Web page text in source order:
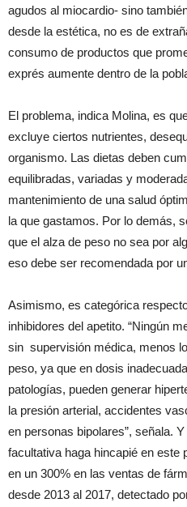
agudos al miocardio- sino
desde la estética, no es de
consumo de productos que
exprés aumente dentro de la
El problema, indica Molina, es
excluye ciertos nutrientes,
organismo. Las dietas deben
equilibradas, variadas y
mantenimiento de una salud
la que gastamos. Por lo demás,
que el alza de peso no sea por
eso debe ser recomendada por
Asimismo, es categórica
inhibidores del apetito. “Ningún
sin supervisión médica, menos
peso, ya que en dosis
patologías, pueden generar
la presión arterial, accidentes
en personas bipolares”, señala.
facultativa haga hincapié en este
en un 300% en las ventas de
desde 2013 al 2017, detectado